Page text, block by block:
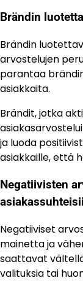
Brändin
Brändin
arvostelujen
parantaa
asiakkaita.
Brändit, jotka
ja luoda
asiakkaille, että
Negatiivisten
Negatiiviset
mainetta ja
saattavat
valituksia tai